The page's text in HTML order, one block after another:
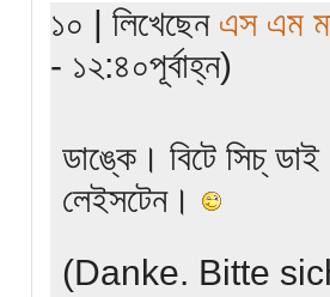
১০ | লিখেছেন এস এম
- ১২:৪০পূর্বাহ্ন)
ডাঙ্কে। বিটে সিচ্
লেইসটেন।
(Danke. Bitte